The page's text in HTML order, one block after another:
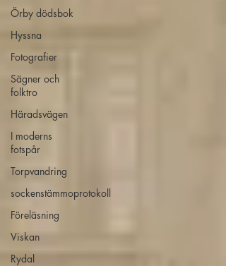
Örby dödsbok
Hyssna
Fotografier
Sägner och
folktro
Häradsvägen
I moderns
fotspår
Torpvandring
sockenstämmoprotokoll
Föreläsning
Viskan
Rydal